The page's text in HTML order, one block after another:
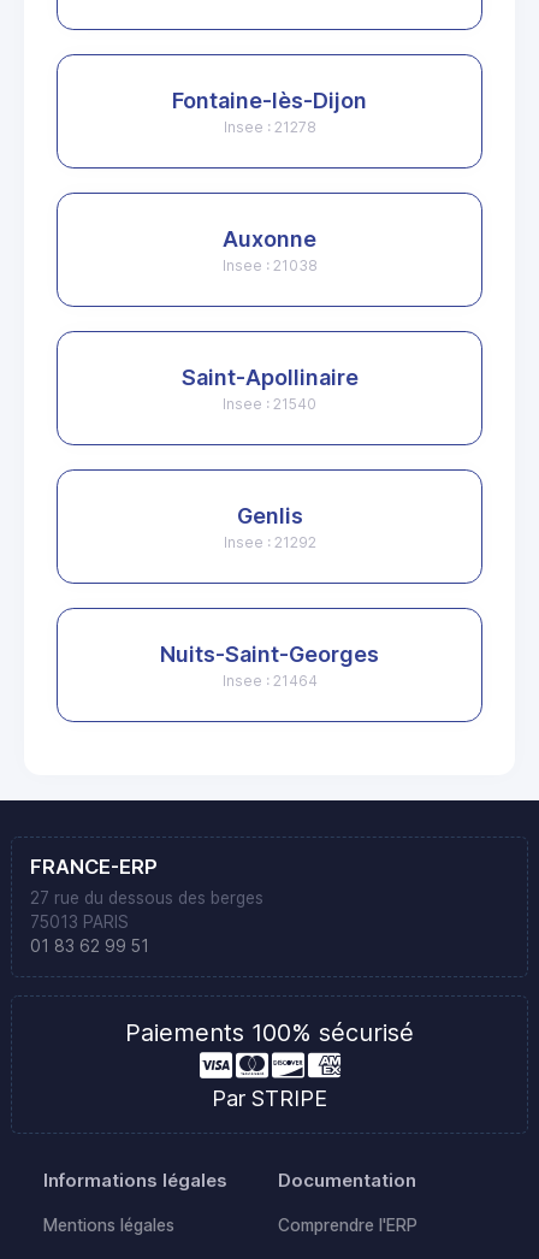
Fontaine-lès-Dijon
Insee : 21278
Auxonne
Insee : 21038
Saint-Apollinaire
Insee : 21540
Genlis
Insee : 21292
Nuits-Saint-Georges
Insee : 21464
FRANCE-ERP
27 rue du dessous des berges
75013 PARIS
01 83 62 99 51
Paiements 100% sécurisé
Par STRIPE
Informations légales
Mentions légales
Documentation
Comprendre l'ERP